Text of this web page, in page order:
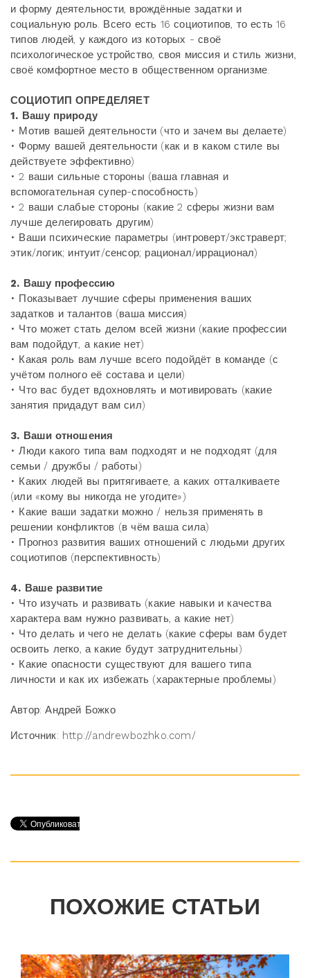
и форму деятельности, врождённые задатки и
социальную роль. Всего есть 16 социотипов, то есть 16
типов людей, у каждого из которых - своё
психологическое устройство, своя миссия и стиль жизни,
своё комфортное место в общественном организме.
СОЦИОТИП ОПРЕДЕЛЯЕТ
1. Вашу природу
• Мотив вашей деятельности (что и зачем вы делаете)
• Форму вашей деятельности (как и в каком стиле вы
действуете эффективно)
• 2 ваши сильные стороны (ваша главная и
вспомогательная супер-способность)
• 2 ваши слабые стороны (какие 2 сферы жизни вам
лучше делегировать другим)
• Ваши психические параметры (интроверт/экстраверт;
этик/логик; интуит/сенсор; рационал/иррационал)
2. Вашу профессию
• Показывает лучшие сферы применения ваших
задатков и талантов (ваша миссия)
• Что может стать делом всей жизни (какие профессии
вам подойдут, а какие нет)
• Какая роль вам лучше всего подойдёт в команде (с
учётом полного её состава и цели)
• Что вас будет вдохновлять и мотивировать (какие
занятия придадут вам сил)
3. Ваши отношения
• Люди какого типа вам подходят и не подходят (для
семьи / дружбы / работы)
• Каких людей вы притягиваете, а каких отталкиваете
(или «кому вы никогда не угодите»)
• Какие ваши задатки можно / нельзя применять в
решении конфликтов (в чём ваша сила)
• Прогноз развития ваших отношений с людьми других
социотипов (перспективность)
4. Ваше развитие
• Что изучать и развивать (какие навыки и качества
характера вам нужно развивать, а какие нет)
• Что делать и чего не делать (какие сферы вам будет
освоить легко, а какие будут затруднительны)
• Какие опасности существуют для вашего типа
личности и как их избежать (характерные проблемы)
Автор: Андрей Божко
Источник: http://andrewbozhko.com/
ПОХОЖИЕ СТАТЬИ